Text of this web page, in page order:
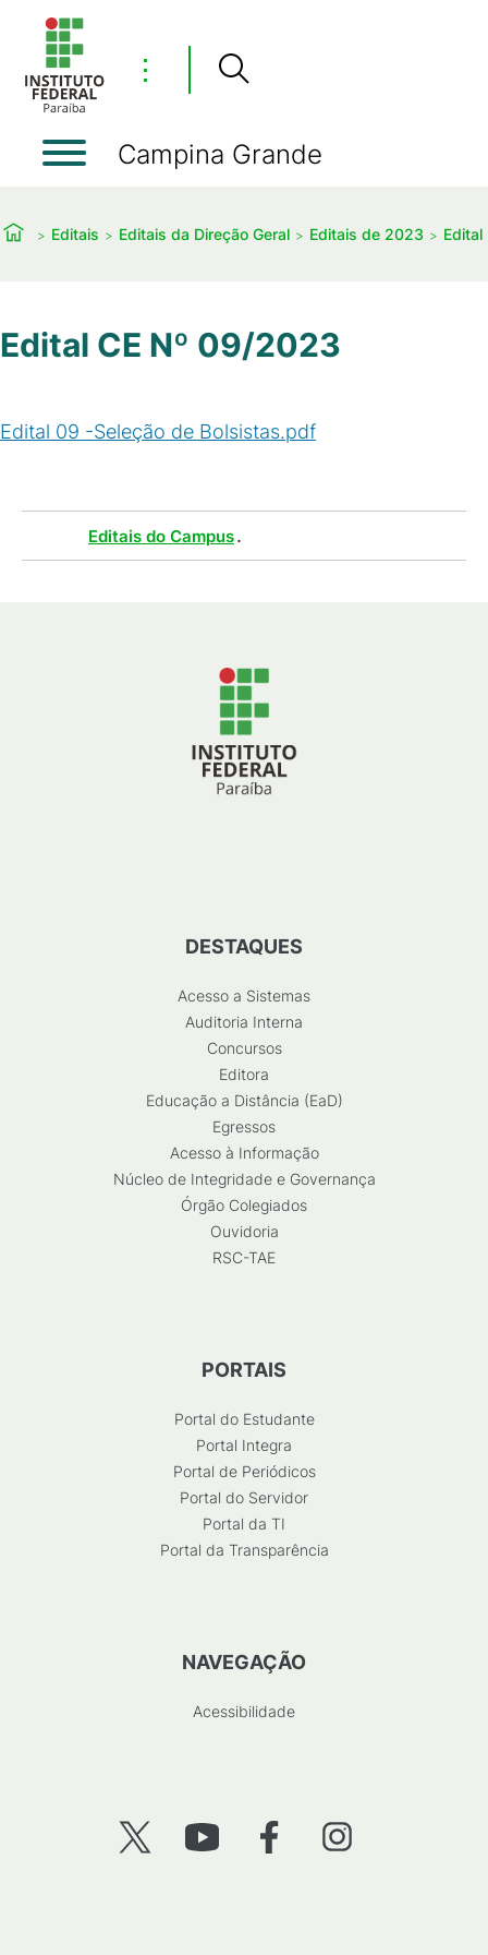
⋮
Campina Grande
Editais Editais da Direção Geral Editais de 2023
Edital CE Nº 09/2023
Edital 09 -Seleção de Bolsistas.pdf
Editais do Campus.
DESTAQUES
Acesso a Sistemas
Auditoria Interna
Concursos
Editora
Educação a Distância (EaD)
Egressos
Acesso à Informação
Núcleo de Integridade e Governança
Órgão Colegiados
Ouvidoria
RSC-TAE
PORTAIS
Portal do Estudante
Portal Integra
Portal de Periódicos
Portal do Servidor
Portal da TI
Portal da Transparência
NAVEGAÇÃO
Acessibilidade